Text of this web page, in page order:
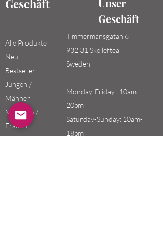
Geschäft
Unser
Geschäft
Alle Produkte
Neu
Bestseller
Jungen /
Männer
Mädchen /
Frauen
Timmermansgatan 6
932 31 Skelleftea
Sweden
Monday-Friday : 10am-
20pm
Saturday-Sunday: 10am-
18pm